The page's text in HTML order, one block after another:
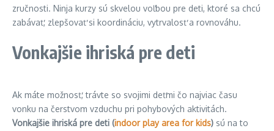
zručnosti. Ninja kurzy sú skvelou voľbou pre deti, ktoré sa chcú
zabávať, zlepšovať si koordináciu, vytrvalosť a rovnováhu.
Vonkajšie ihriská pre deti
Ak máte možnosť, trávte so svojimi deťmi čo najviac času
vonku na čerstvom vzduchu pri pohybových aktivitách.
Vonkajšie ihriská pre deti (indoor play area for kids) sú na to